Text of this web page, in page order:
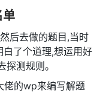
后去做的题目,当时
了个道理,想运用好
测规则。
佬的wp来编写解题